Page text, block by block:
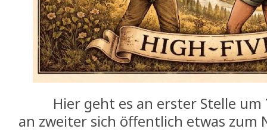
Hier geht es an erster Stelle um
an zweiter sich öffentlich etwas zum